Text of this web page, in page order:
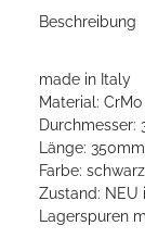
Beschreibung
made in Italy
Material: CrMo
Durchmesser:
Länge: 350mm
Farbe:
Zustand: NEU
Lagerspuren